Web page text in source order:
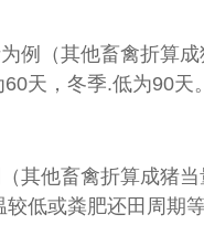
例（其他畜禽折算成
天，冬季.低为90天
其他畜禽折算成猪
低或粪肥还田周期